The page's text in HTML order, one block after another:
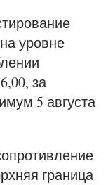
уровне
за
5 августа
граница